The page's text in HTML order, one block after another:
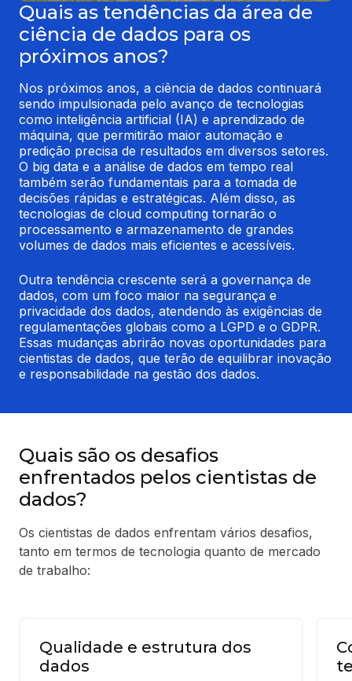
Quais as tendências da área de
ciência de dados para os
próximos anos?
Nos próximos anos, a ciência de dados continuará
sendo impulsionada pelo avanço de tecnologias
como inteligência artificial (IA) e aprendizado de
máquina, que permitirão maior automação e
predição precisa de resultados em diversos setores.
O big data e a análise de dados em tempo real
também serão fundamentais para a tomada de
decisões rápidas e estratégicas. Além disso, as
tecnologias de cloud computing tornarão o
processamento e armazenamento de grandes
volumes de dados mais eficientes e acessíveis.
Outra tendência crescente será a governança de
dados, com um foco maior na segurança e
privacidade dos dados, atendendo às exigências de
regulamentações globais como a LGPD e o GDPR.
Essas mudanças abrirão novas oportunidades para
cientistas de dados, que terão de equilibrar inovação
e responsabilidade na gestão dos dados.
Quais são os desafios
enfrentados pelos cientistas de
dados?
Os cientistas de dados enfrentam vários desafios,
tanto em termos de tecnologia quanto de mercado
de trabalho:
Qualidade e estrutura dos
dados